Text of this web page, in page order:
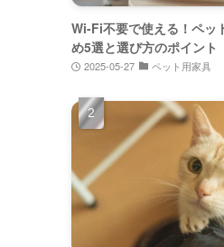
Wi-Fi不要で使える！ペッ
め5選と選び方のポイント
2025-05-27 ペット用家具